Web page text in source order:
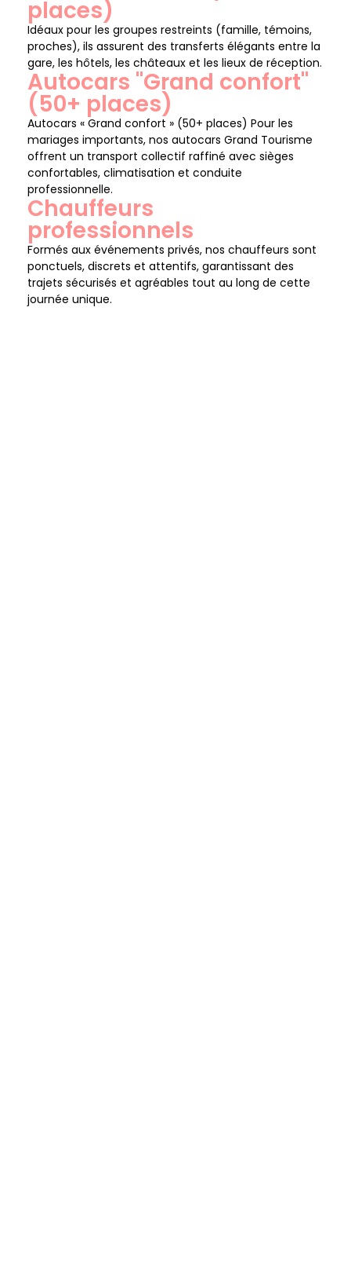
places)
Idéaux pour les groupes restreints (famille, témoins,
proches), ils assurent des transferts élégants entre la
gare, les hôtels, les châteaux et les lieux de réception.
Autocars "Grand confort"
(50+ places)
Autocars « Grand confort » (50+ places) Pour les
mariages importants, nos autocars Grand Tourisme
offrent un transport collectif raffiné avec sièges
confortables, climatisation et conduite
professionnelle.
Chauffeurs
professionnels
Formés aux événements privés, nos chauffeurs sont
ponctuels, discrets et attentifs, garantissant des
trajets sécurisés et agréables tout au long de cette
journée unique.